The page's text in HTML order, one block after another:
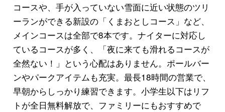
コースや、手が入っていない雪面に近い状態のツリ
ーランができる新設の「くまおとしコース」など、
メインコースは全部で8本です。ナイターに対応し
ているコースが多く、「夜に来ても滑れるコースが
全然ない！」という心配はありません。ポールバー
ンやパークアイテムも充実。最長18時間の営業で、
早朝からしっかり練習できます。小学生以下はリフ
トが全日無料解放で、ファミリーにもおすすめで